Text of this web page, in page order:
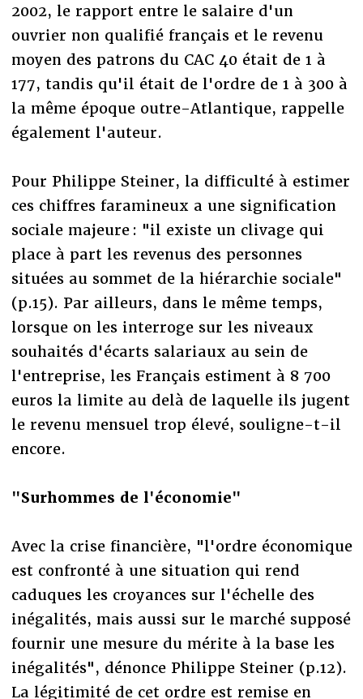
2002, le rapport entre le salaire d'un
ouvrier non qualifié français et le revenu
moyen des patrons du CAC 40 était de 1 à
177, tandis qu'il était de l'ordre de 1 à 300 à
la même époque outre-Atlantique, rappelle
également l'auteur.
Pour Philippe Steiner, la difficulté à estimer
ces chiffres faramineux a une signification
sociale majeure : "il existe un clivage qui
place à part les revenus des personnes
situées au sommet de la hiérarchie sociale"
(p.15). Par ailleurs, dans le même temps,
lorsque on les interroge sur les niveaux
souhaités d'écarts salariaux au sein de
l'entreprise, les Français estiment à 8 700
euros la limite au delà de laquelle ils jugent
le revenu mensuel trop élevé, souligne-t-il
encore.
"Surhommes de l'économie"
Avec la crise financière, "l'ordre économique
est confronté à une situation qui rend
caduques les croyances sur l'échelle des
inégalités, mais aussi sur le marché supposé
fournir une mesure du mérite à la base les
inégalités", dénonce Philippe Steiner (p.12).
La légitimité de cet ordre est remise en